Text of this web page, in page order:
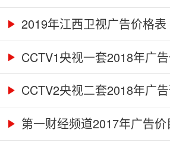
2019年江西卫视广告价格表
CCTV1央视一套2018年广
CCTV2央视二套2018年广
第一财经频道2017年广告价